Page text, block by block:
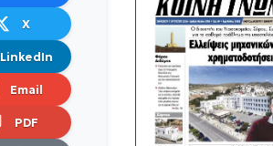
X
LinkedIn
Email
PDF